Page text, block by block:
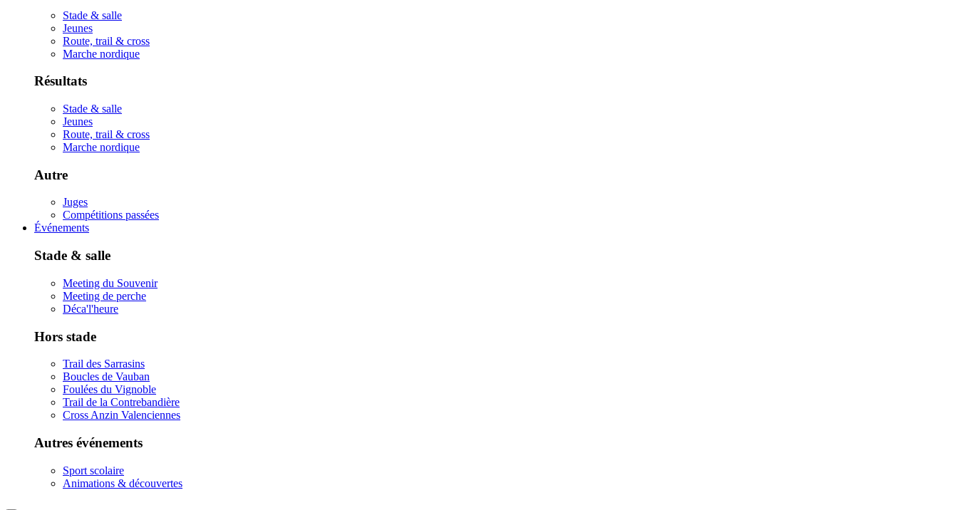
Stade & salle
Jeunes
Route, trail & cross
Marche nordique
Résultats
Stade & salle
Jeunes
Route, trail & cross
Marche nordique
Autre
Juges
Compétitions passées
Événements
Stade & salle
Meeting du Souvenir
Meeting de perche
Déca'l'heure
Hors stade
Trail des Sarrasins
Boucles de Vauban
Foulées du Vignoble
Trail de la Contrebandière
Cross Anzin Valenciennes
Autres événements
Sport scolaire
Animations & découvertes